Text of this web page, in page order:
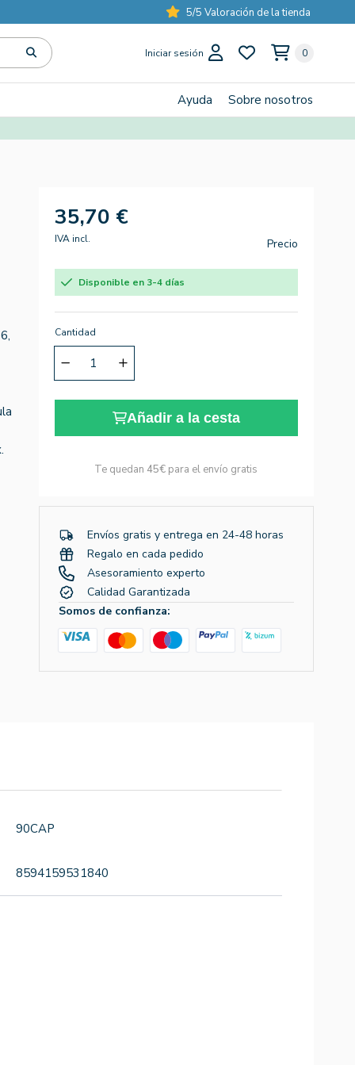
5/5 Valoración de la tienda
Iniciar sesión 0
Ayuda Sobre nosotros
35,70 €
IVA incl. Precio
Disponible en 3-4 días
Cantidad
Añadir a la cesta
Te quedan 45€ para el envío gratis
Envíos gratis y entrega en 24-48 horas
Regalo en cada pedido
Asesoramiento experto
Calidad Garantizada
Somos de confianza:
90CAP
8594159531840